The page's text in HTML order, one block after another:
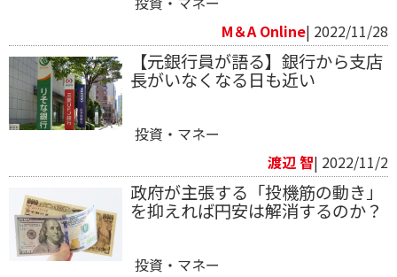
M＆A Online| 2022/11/28
【元銀行員が語る】銀行から支店
長がいなくなる日も近い
投資・マネー
渡辺 智| 2022/11/2
政府が主張する「投機筋の動き」
を抑えれば円安は解消するのか？
投資・マネー